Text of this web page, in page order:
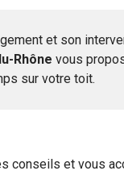
et son
Rhône vous
sur votre toit.
conseils et vous